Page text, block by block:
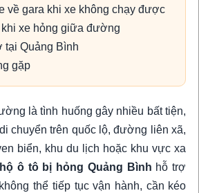
về gara khi xe không chạy được
khi xe hỏng giữa đường
tại Quảng Bình
gặp
là tình huống gây nhiều bất tiện,
chuyển trên quốc lộ, đường liên xã,
biển, khu du lịch hoặc khu vực xa
ô tô bị hỏng Quảng Bình hỗ trợ
thể tiếp tục vận hành, cần kéo